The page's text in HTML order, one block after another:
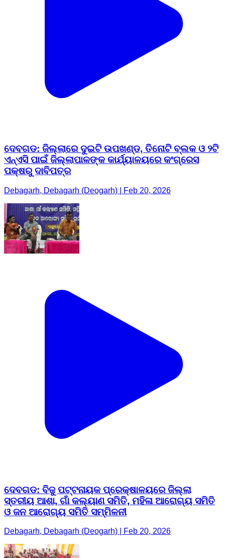
ଦେବଗଡ: ଜିଲ୍ଲାରେ ଦୁଇଟି ଉପଖଣ୍ଡ, ତିନୋଟି ବ୍ଲକ ଓ ୨ଟି
ଏନ୍‌ଏସି ପାଇଁ ଜିଲ୍ଲାପାଳଙ୍କ କାର୍ଯ୍ୟାଳୟରେ କଂଗ୍ରେସ
ପକ୍ଷରୁ ଦାବିପତ୍ର
Debagarh, Debagarh (Deogarh) | Feb 20, 2026
ଦେବଗଡ: ବିଜୁ ପଟ୍ଟନାୟକ ପ୍ରେକ୍ଷାଳୟରେ ଜିଲ୍ଲା
ସ୍ତରୀୟ ଆଶା, ଗାଁ କଲ୍ୟାଣ ସମିତି, ମହିଳା ଆରୋଗ୍ୟ ସମିତି
ଓ ଜନ ଆରୋଗ୍ୟ ସମିତି ସମ୍ମିଳନୀ
Debagarh, Debagarh (Deogarh) | Feb 20, 2026